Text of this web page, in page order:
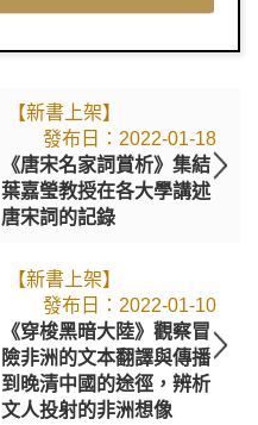
【新書上架】
2022-01-18
《唐宋名家詞賞析》集結
葉嘉瑩教授在各大學講述
唐宋詞的記錄
【新書上架】
2022-01-10
《穿梭黑暗大陸》觀察冒
險非洲的文本翻譯與傳播
到晚清中國的途徑，辨析
文人投射的非洲想像